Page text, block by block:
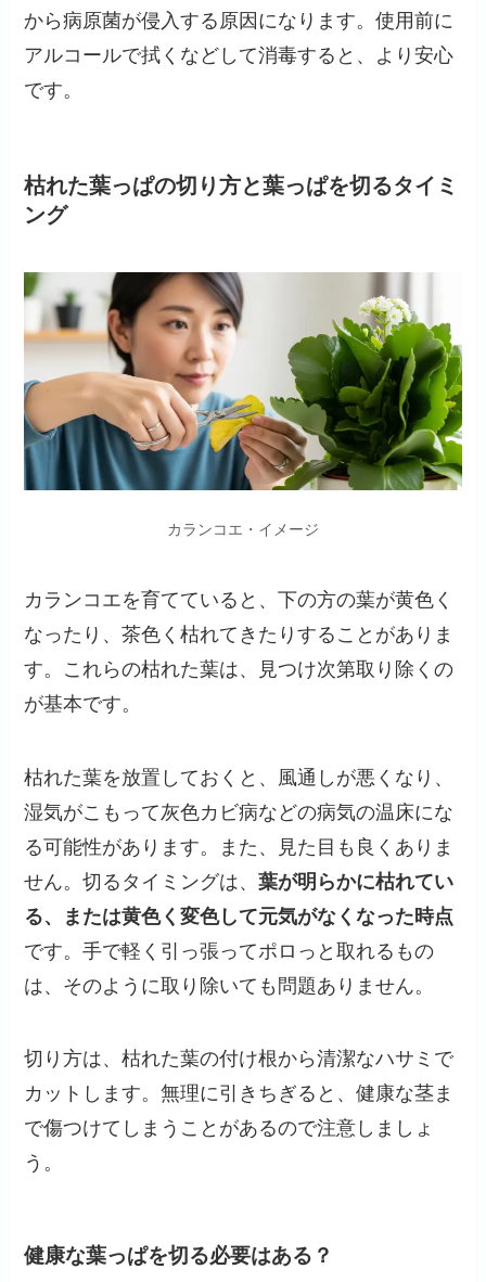
から病原菌が侵入する原因になります。使用前に
アルコールで拭くなどして消毒すると、より安心
です。
枯れた葉っぱの切り方と葉っぱを切るタイミ
ング
カランコエ・イメージ
カランコエを育てていると、下の方の葉が黄色く
なったり、茶色く枯れてきたりすることがありま
す。これらの枯れた葉は、見つけ次第取り除くの
が基本です。
枯れた葉を放置しておくと、風通しが悪くなり、
湿気がこもって灰色カビ病などの病気の温床にな
る可能性があります。また、見た目も良くありま
せん。切るタイミングは、葉が明らかに枯れてい
る、または黄色く変色して元気がなくなった時点
です。手で軽く引っ張ってポロっと取れるもの
は、そのように取り除いても問題ありません。
切り方は、枯れた葉の付け根から清潔なハサミで
カットします。無理に引きちぎると、健康な茎ま
で傷つけてしまうことがあるので注意しましょ
う。
健康な葉っぱを切る必要はある？